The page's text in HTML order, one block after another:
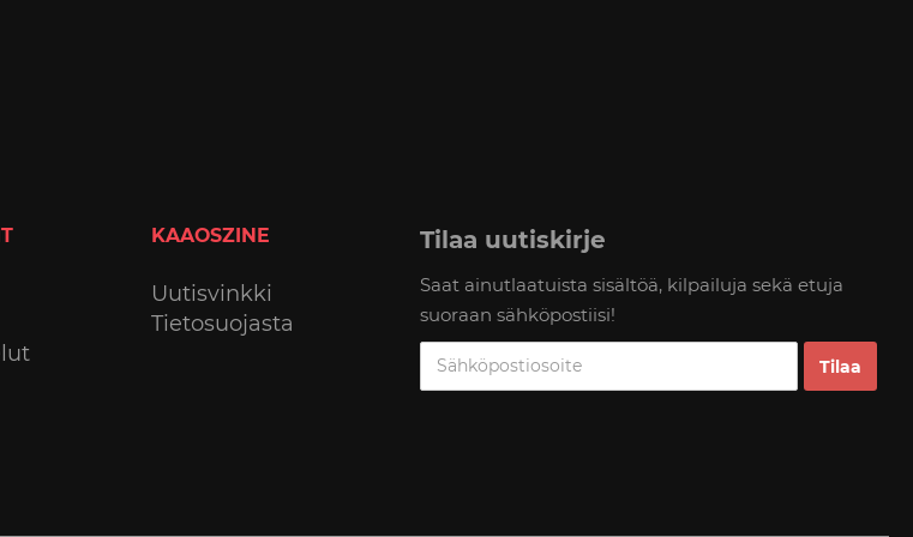
KAAOSZINE
Uutisvinkki
Tietosuojasta
Tilaa uutiskirje
Saat ainutlaatuista sisältöä, kilpailuja sekä etuja
suoraan sähköpostiisi!